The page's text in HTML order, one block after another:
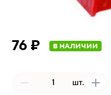
76 ₽ В НАЛИЧИИ
шт.